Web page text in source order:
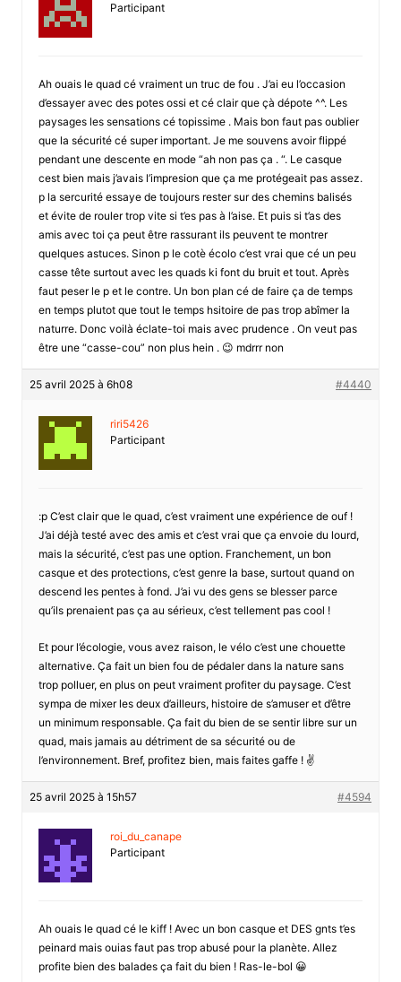
Participant
Ah ouais le quad cé vraiment un truc de fou . J’ai eu l’occasion
d’essayer avec des potes ossi et cé clair que çà dépote ^^. Les
paysages les sensations cé topissime . Mais bon faut pas oublier
que la sécurité cé super important. Je me souvens avoir flippé
pendant une descente en mode “ah non pas ça . “. Le casque
cest bien mais j’avais l’impresion que ça me protégeait pas assez.
p la sercurité essaye de toujours rester sur des chemins balisés
et évite de rouler trop vite si t’es pas à l’aise. Et puis si t’as des
amis avec toi ça peut être rassurant ils peuvent te montrer
quelques astuces. Sinon p le cotè écolo c’est vrai que cé un peu
casse tête surtout avec les quads ki font du bruit et tout. Après
faut peser le p et le contre. Un bon plan cé de faire ça de temps
en temps plutot que tout le temps hsitoire de pas trop abîmer la
naturre. Donc voilà éclate-toi mais avec prudence . On veut pas
être une “casse-cou” non plus hein . 😉 mdrrr non
25 avril 2025 à 6h08 #4440
riri5426
Participant
:p C’est clair que le quad, c’est vraiment une expérience de ouf !
J’ai déjà testé avec des amis et c’est vrai que ça envoie du lourd,
mais la sécurité, c’est pas une option. Franchement, un bon
casque et des protections, c’est genre la base, surtout quand on
descend les pentes à fond. J’ai vu des gens se blesser parce
qu’ils prenaient pas ça au sérieux, c’est tellement pas cool !
Et pour l’écologie, vous avez raison, le vélo c’est une chouette
alternative. Ça fait un bien fou de pédaler dans la nature sans
trop polluer, en plus on peut vraiment profiter du paysage. C’est
sympa de mixer les deux d’ailleurs, histoire de s’amuser et d’être
un minimum responsable. Ça fait du bien de se sentir libre sur un
quad, mais jamais au détriment de sa sécurité ou de
l’environnement. Bref, profitez bien, mais faites gaffe ! ✌️
25 avril 2025 à 15h57 #4594
roi_du_canape
Participant
Ah ouais le quad cé le kiff ! Avec un bon casque et DES gnts t’es
peinard mais ouias faut pas trop abusé pour la planète. Allez
profite bien des balades ça fait du bien ! Ras-le-bol 😀